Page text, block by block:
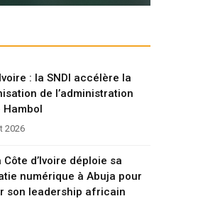
: la SNDI accélère la
de l’administration
Hambol
2026
Côte d’Ivoire déploie sa
numérique à Abuja pour
son leadership africain